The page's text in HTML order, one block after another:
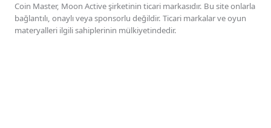
Coin Master, Moon Active şirketinin ticari markasıdır. Bu site onlarla
bağlantılı, onaylı veya sponsorlu değildir. Ticari markalar ve oyun
materyalleri ilgili sahiplerinin mülkiyetindedir.